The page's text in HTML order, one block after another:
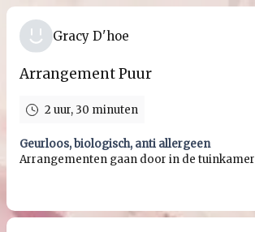
Gracy D'hoe
Arrangement Puur
2 uur, 30 minuten
Geurloos, biologisch, anti allergeen
Arrangementen gaan door in de tuinkamer